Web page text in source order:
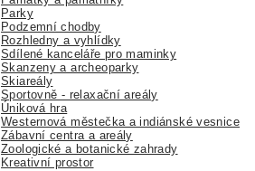
Parky
Podzemní chodby
Rozhledny a vyhlídky
Sdílené kanceláře pro maminky
Skanzeny a archeoparky
Skiareály
Sportovně - relaxační areály
Úniková hra
Westernová městečka a indiánské vesnice
Zábavní centra a areály
Zoologické a botanické zahrady
Kreativní prostor